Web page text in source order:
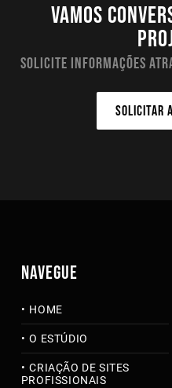
Vamos
Solicite informações
SOLICITAR
NAVEGUE
HOME
O ESTÚDIO
CRIAÇÃO DE SITES
PROFISSIONAIS